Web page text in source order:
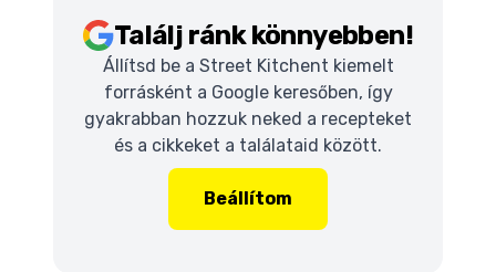
Találj ránk könnyebben!
Állítsd be a Street Kitchent kiemelt
forrásként a Google keresőben, így
gyakrabban hozzuk neked a recepteket
és a cikkeket a találataid között.
Beállítom